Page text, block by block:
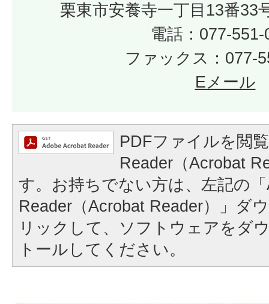
栗東市安養寺一丁目13番33
電話：077-551-
ファックス：077-
Eメール
PDFファイルを閲
Reader（Acrobat
す。お持ちでない方は、左記の
Reader（Acrobat Reader）」ダ
リックして、ソフトウェアをダ
トールしてください。